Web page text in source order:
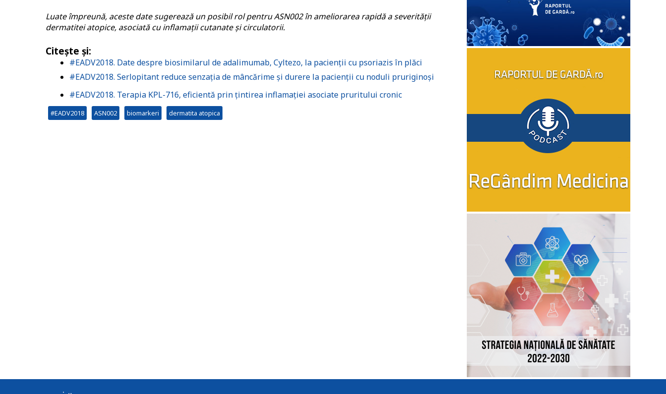
Luate împreună, aceste date sugerează un posibil rol pentru ASN002 în ameliorarea rapidă a severității
dermatitei atopice, asociată cu inflamații cutanate și circulatorii.
Citește și:
#EADV2018. Date despre biosimilarul de adalimumab, Cyltezo, la pacienții cu psoriazis în plăci
#EADV2018. Serlopitant reduce senzația de mâncărime și durere la pacienții cu noduli pruriginoși
#EADV2018. Terapia KPL-716, eficientă prin țintirea inflamației asociate pruritului cronic
#EADV2018 ASN002 biomarkeri dermatita atopica